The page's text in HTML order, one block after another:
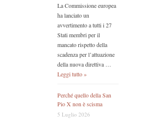
La Commissione europea
ha lanciato un
avvertimento a tutti i 27
Stati membri per il
mancato rispetto della
scadenza per l’attuazione
della nuova direttiva …
Leggi tutto »
Perché quello della San
Pio X non è scisma
5 Luglio 2026